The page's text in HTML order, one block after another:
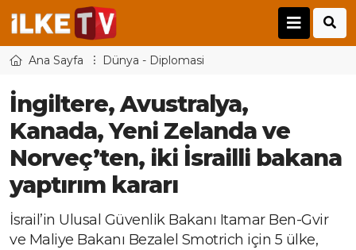
Ana Sayfa Dünya - Diplomasi
İngiltere, Avustralya,
Kanada, Yeni Zelanda ve
Norveç’ten, iki İsrailli bakana
yaptırım kararı
İsrail’in Ulusal Güvenlik Bakanı Itamar Ben-Gvir
ve Maliye Bakanı Bezalel Smotrich için 5 ülke,